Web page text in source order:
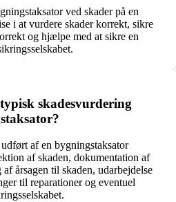
ved skader på en
i at vurdere skader korrekt, sikre
og hjælpe med at sikre en
skadesvurdering
af en bygningstaksator
af skaden, dokumentation af
årsagen til skaden, udarbejdelse
til reparationer og eventuel